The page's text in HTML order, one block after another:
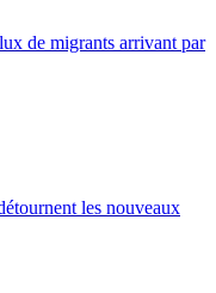
de migrants arrivant par
les nouveaux